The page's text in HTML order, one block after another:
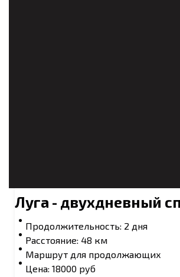
Луга - двухдневный
Продолжительность: 2 дня
Расстояние: 48 км
Маршрут для продолжающих
Цена: 18000 руб